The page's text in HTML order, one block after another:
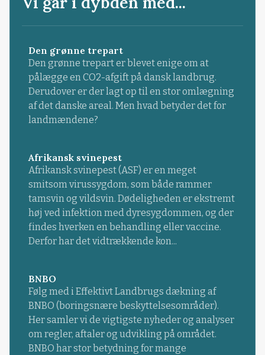
Den grønne trepart
Den grønne trepart er blevet enige om at
pålægge en CO2-afgift på dansk landbrug.
Derudover er der lagt op til en stor omlægning
af det danske areal. Men hvad betyder det for
landmændene?
Afrikansk svinepest
Afrikansk svinepest (ASF) er en meget
smitsom virussygdom, som både rammer
tamsvin og vildsvin. Dødeligheden er ekstremt
høj ved infektion med dyresygdommen, og der
findes hverken en behandling eller vaccine.
Derfor har det vidtrækkende kon...
BNBO
Følg med i Effektivt Landbrugs dækning af
BNBO (boringsnære beskyttelsesområder).
Her samler vi de vigtigste nyheder og analyser
om regler, aftaler og udvikling på området.
BNBO har stor betydning for mange